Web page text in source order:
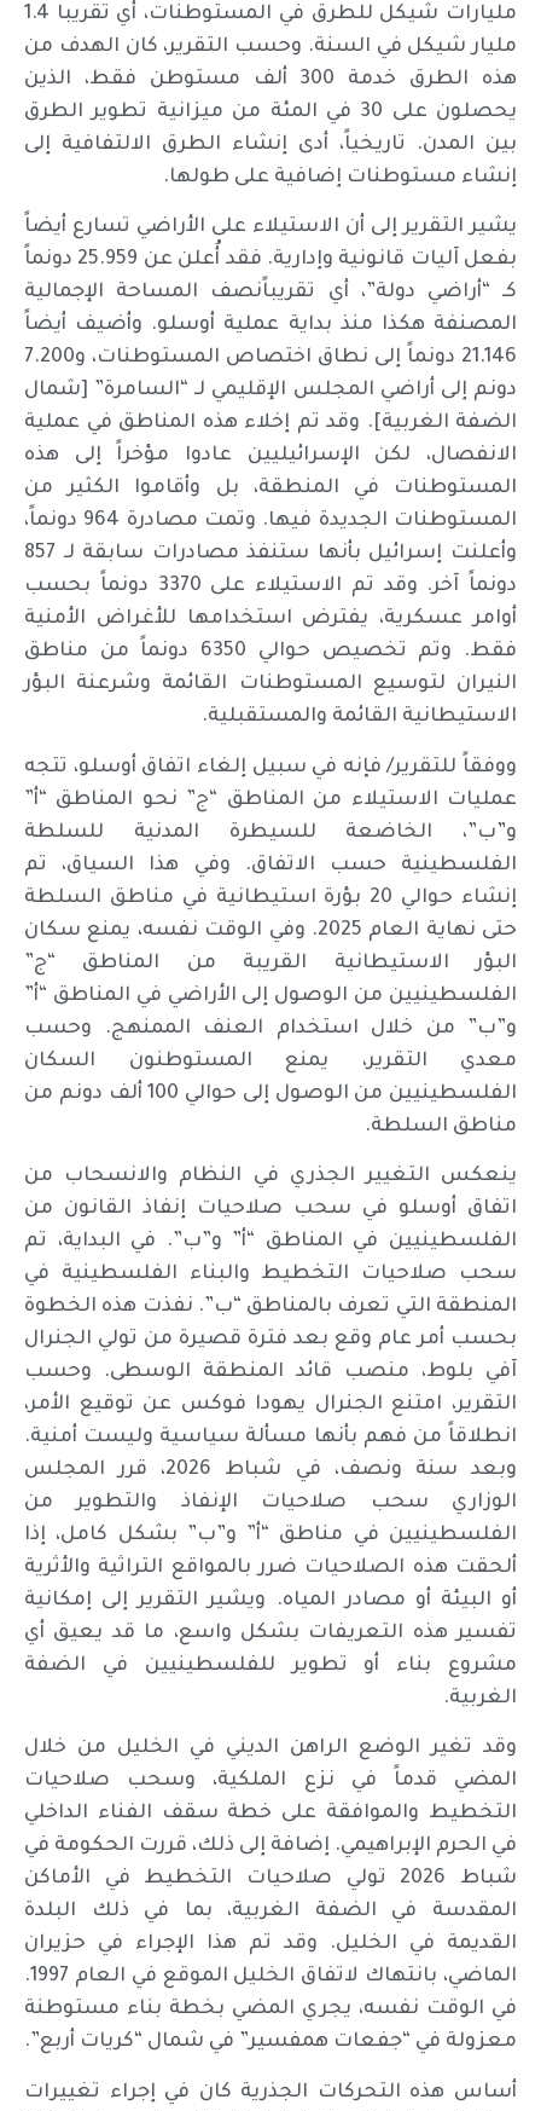
مليارات شيكل للطرق في المستوطنات، أي تقريبا 1.4
مليار شيكل في السنة. وحسب التقرير، كان الهدف من
هذه الطرق خدمة 300 ألف مستوطن فقط، الذين
يحصلون على 30 في المئة من ميزانية تطوير الطرق
بين المدن. تاريخياً، أدى إنشاء الطرق الالتفافية إلى
إنشاء مستوطنات إضافية على طولها.
يشير التقرير إلى أن الاستيلاء على الأراضي تسارع أيضاً
بفعل آليات قانونية وإدارية. فقد أُعلن عن 25.959 دونماً
كـ “أراضي دولة”، أي تقريباًنصف المساحة الإجمالية
المصنفة هكذا منذ بداية عملية أوسلو. وأضيف أيضاً
21.146 دونماً إلى نطاق اختصاص المستوطنات، و7.200
دونم إلى أراضي المجلس الإقليمي لـ “السامرة” [شمال
الضفة الغربية]. وقد تم إخلاء هذه المناطق في عملية
الانفصال، لكن الإسرائيليين عادوا مؤخراً إلى هذه
المستوطنات في المنطقة، بل وأقاموا الكثير من
المستوطنات الجديدة فيها. وتمت مصادرة 964 دونماً،
وأعلنت إسرائيل بأنها ستنفذ مصادرات سابقة لـ 857
دونماً آخر. وقد تم الاستيلاء على 3370 دونماً بحسب
أوامر عسكرية، يفترض استخدامها للأغراض الأمنية
فقط. وتم تخصيص حوالي 6350 دونماً من مناطق
النيران لتوسيع المستوطنات القائمة وشرعنة البؤر
الاستيطانية القائمة والمستقبلية.
ووفقاً للتقرير/ فإنه في سبيل إلغاء اتفاق أوسلو، تتجه
عمليات الاستيلاء من المناطق “ج” نحو المناطق “أ”
و”ب”، الخاضعة للسيطرة المدنية للسلطة
الفلسطينية حسب الاتفاق. وفي هذا السياق، تم
إنشاء حوالي 20 بؤرة استيطانية في مناطق السلطة
حتى نهاية العام 2025. وفي الوقت نفسه، يمنع سكان
البؤر الاستيطانية القريبة من المناطق “ج”
الفلسطينيين من الوصول إلى الأراضي في المناطق “أ”
و”ب” من خلال استخدام العنف الممنهج. وحسب
معدي التقرير، يمنع المستوطنون السكان
الفلسطينيين من الوصول إلى حوالي 100 ألف دونم من
مناطق السلطة.
ينعكس التغيير الجذري في النظام والانسحاب من
اتفاق أوسلو في سحب صلاحيات إنفاذ القانون من
الفلسطينيين في المناطق “أ” و”ب”. في البداية، تم
سحب صلاحيات التخطيط والبناء الفلسطينية في
المنطقة التي تعرف بالمناطق “ب”. نفذت هذه الخطوة
بحسب أمر عام وقع بعد فترة قصيرة من تولي الجنرال
آفي بلوط، منصب قائد المنطقة الوسطى. وحسب
التقرير، امتنع الجنرال يهودا فوكس عن توقيع الأمر،
انطلاقاً من فهم بأنها مسألة سياسية وليست أمنية.
وبعد سنة ونصف، في شباط 2026، قرر المجلس
الوزاري سحب صلاحيات الإنفاذ والتطوير من
الفلسطينيين في مناطق “أ” و”ب” بشكل كامل، إذا
ألحقت هذه الصلاحيات ضرر بالمواقع التراثية والأثرية
أو البيئة أو مصادر المياه. ويشير التقرير إلى إمكانية
تفسير هذه التعريفات بشكل واسع، ما قد يعيق أي
مشروع بناء أو تطوير للفلسطينيين في الضفة
الغربية.
وقد تغير الوضع الراهن الديني في الخليل من خلال
المضي قدماً في نزع الملكية، وسحب صلاحيات
التخطيط والموافقة على خطة سقف الفناء الداخلي
في الحرم الإبراهيمي. إضافة إلى ذلك، قررت الحكومة في
شباط 2026 تولي صلاحيات التخطيط في الأماكن
المقدسة في الضفة الغربية، بما في ذلك البلدة
القديمة في الخليل. وقد تم هذا الإجراء في حزيران
الماضي، بانتهاك لاتفاق الخليل الموقع في العام 1997.
في الوقت نفسه، يجري المضي بخطة بناء مستوطنة
معزولة في “جفعات همفسير” في شمال “كريات أربع”.
أساس هذه التحركات الجذرية كان في إجراء تغييرات